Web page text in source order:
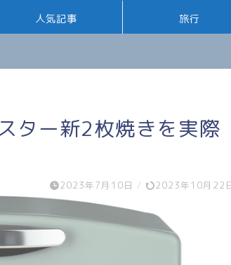
人気記事 旅行
ター新2枚焼きを実際
2023年7月10日 / 2023年10月22